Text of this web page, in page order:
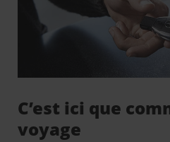
C’est ici que
voyage